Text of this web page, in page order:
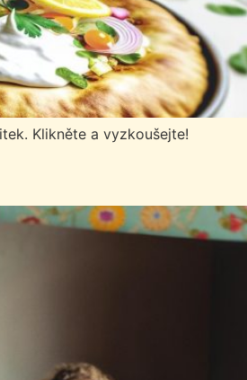
Klikněte a vyzkoušejte!